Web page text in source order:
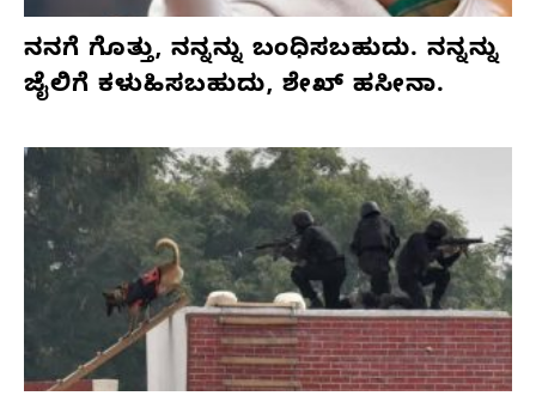
ನನಗೆ ಗೊತ್ತು, ನನ್ನನ್ನು ಬಂಧಿಸಬಹುದು. ನನ್ನನ್ನು
ಜೈಲಿಗೆ ಕಳುಹಿಸಬಹುದು, ಶೇಖ್ ಹಸೀನಾ.